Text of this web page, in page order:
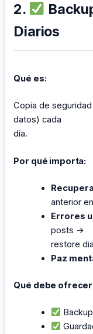
2.
Diarios
Qué es:
Copia de
datos) cada
día.
Por qué importa:
anterior
Errores
posts →
restore
Paz
Qué debe